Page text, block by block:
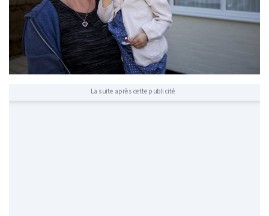
La suite après cette publicité